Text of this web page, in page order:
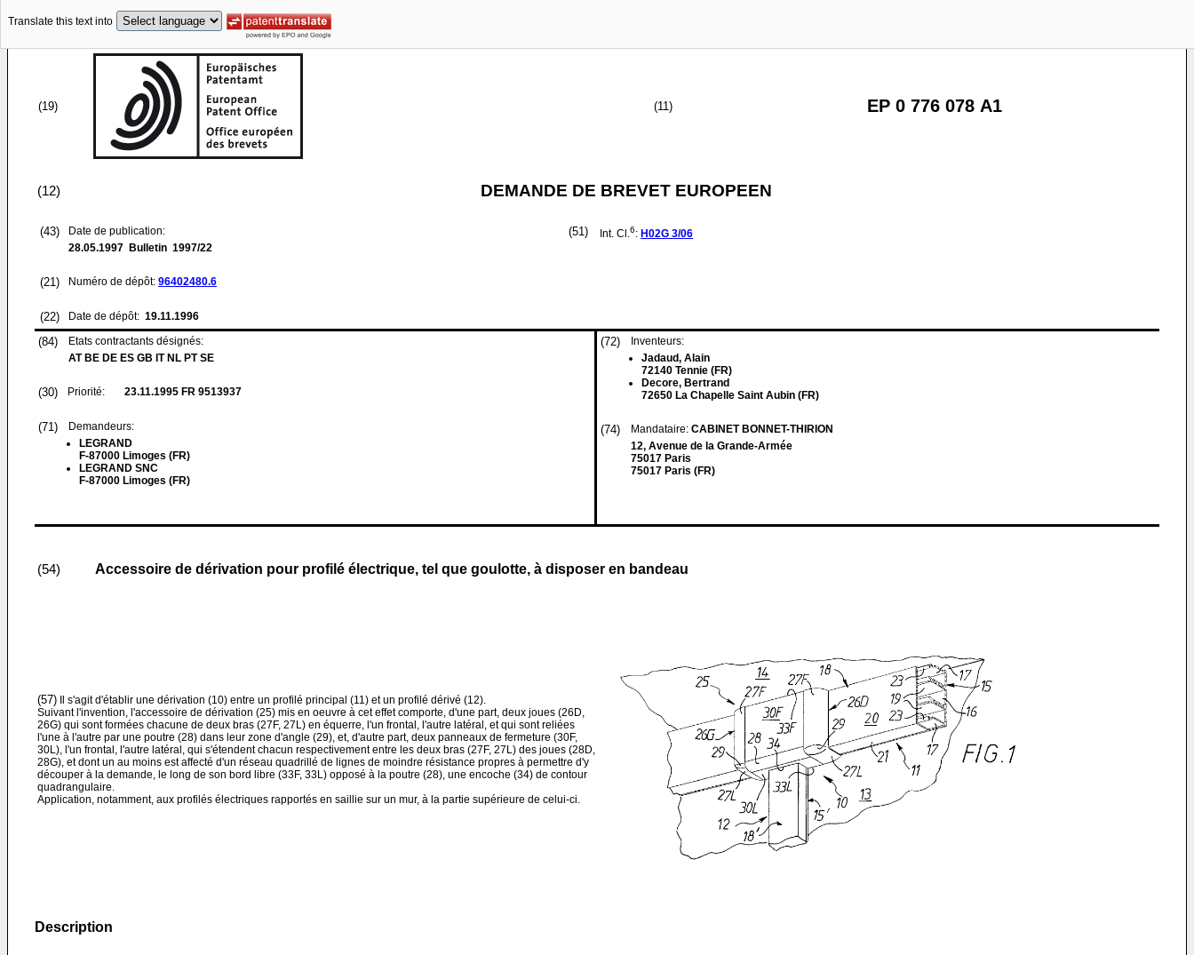
Translate this text into
(19) (11) EP 0 776 078 A1
(12) DEMANDE DE BREVET EUROPEEN
(43)
Date de publication:
28.05.1997 Bulletin 1997/22
(21) Numéro de dépôt: 96402480.6
(22) Date de dépôt: 19.11.1996
(51) Int. Cl.6: H02G 3/06
(84)
Etats contractants désignés:
AT BE DE ES GB IT NL PT SE
(30) Priorité: 23.11.1995 FR 9513937
(71)
Demandeurs:
LEGRAND
F-87000 Limoges (FR)
LEGRAND SNC
F-87000 Limoges (FR)
(72)
Inventeurs:
Jadaud, Alain
72140 Tennie (FR)
Decore, Bertrand
72650 La Chapelle Saint Aubin (FR)
(74) Mandataire: CABINET BONNET-THIRION
12, Avenue de la Grande-Armée
75017 Paris
75017 Paris (FR)
(54) Accessoire de dérivation pour profilé électrique, tel que goulotte, à disposer en bandeau
(57) Il s'agit d'établir une dérivation (10) entre un profilé principal (11) et un profilé dérivé (12).
Suivant l'invention, l'accessoire de dérivation (25) mis en oeuvre à cet effet comporte, d'une part, deux joues (26D,
26G) qui sont formées chacune de deux bras (27F, 27L) en équerre, l'un frontal, l'autre latéral, et qui sont reliées
l'une à l'autre par une poutre (28) dans leur zone d'angle (29), et, d'autre part, deux panneaux de fermeture (30F,
30L), l'un frontal, l'autre latéral, qui s'étendent chacun respectivement entre les deux bras (27F, 27L) des joues (28D,
28G), et dont un au moins est affecté d'un réseau quadrillé de lignes de moindre résistance propres à permettre d'y
découper à la demande, le long de son bord libre (33F, 33L) opposé à la poutre (28), une encoche (34) de contour
quadrangulaire.
Application, notamment, aux profilés électriques rapportés en saillie sur un mur, à la partie supérieure de celui-ci.
Description